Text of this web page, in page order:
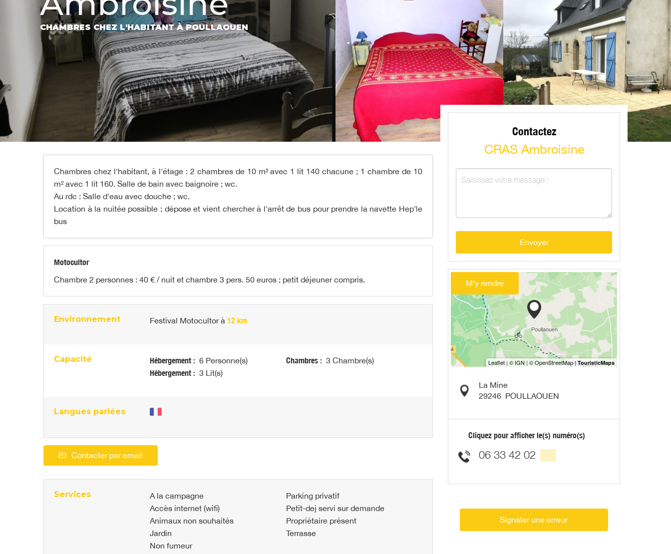
CHAMBRES CHEZ L'HABITANT À POULLAOUEN
Chambres chez l'habitant, à l'étage : 2 chambres de 10 m² avec 1 lit 140 chacune ; 1 chambre de 10
m² avec 1 lit 160. Salle de bain avec baignoire ; wc.
Au rdc : Salle d'eau avec douche ; wc.
Location à la nuitée possible ; dépose et vient chercher à l'arrêt de bus pour prendre la navette Hep'le
bus
Motocultor
Chambre 2 personnes : 40 € / nuit et chambre 3 pers. 50 euros ; petit déjeuner compris.
Environnement Festival Motocultorà 12 km
Capacité Hébergement : 6 Personne(s) Chambres : 3 Chambre(s)
Hébergement : 3 Lit(s)
Langues parlées
Contacter par email
Services
A la campagne
Accès internet (wifi)
Animaux non souhaités
Jardin
Non fumeur
Parking privatif
Petit-dej servi sur demande
Propriétaire présent
Terrasse
Contactez
CRAS Ambroisine
Envoyer
M'y rendre
La Mine
29246 POULLAOUEN
Cliquez pour afficher le(s) numéro(s)
06 33 42 02 ▒▒
Signaler une erreur